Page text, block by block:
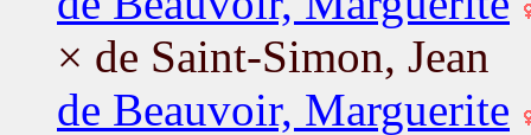
× de Saint-Simon, Jean
de Beauvoir, Marguerite